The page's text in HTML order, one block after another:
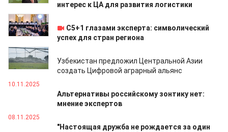
интерес к ЦА для развития логистики
17.11.2025
C5+1 глазами эксперта: символический
успех для стран региона
13.11.2025
Узбекистан предложил Центральной Азии
создать Цифровой аграрный альянс
10.11.2025
Альтернативы российскому зонтику нет:
мнение экспертов
08.11.2025
"Настоящая дружба не рождается за один